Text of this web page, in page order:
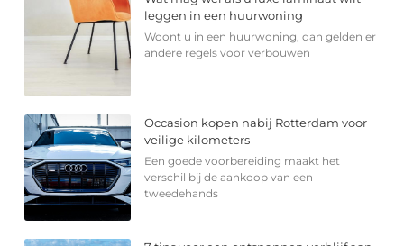
leggen in een huurwoning
Woont u in een huurwoning, dan gelden er
andere regels voor verbouwen
Occasion kopen nabij Rotterdam voor
veilige kilometers
Een goede voorbereiding maakt het
verschil bij de aankoop van een
tweedehands